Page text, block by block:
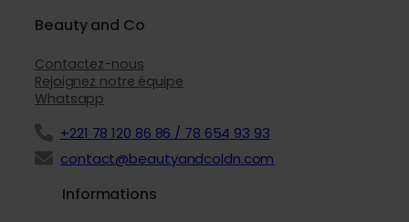
Beauty and Co
Contactez-nous
Rejoignez notre équipe
Whatsapp
+221 78 120 86 86 / 78 654 93 93
contact@beautyandcoldn.com
Informations